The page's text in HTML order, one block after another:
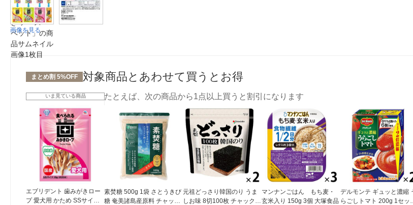
画像を見る
まとめ割 5%OFF 対象商品とあわせて買うとお得
いま見ている商品
エブリデント 歯みがきロー
プ 愛犬用 かため SSサイズ
たとえば、次の商品から1点以上買うと割引になります
素焚糖 500g 1袋 さとうきび
糖 奄美諸島産原料 チャック
元祖どっさり韓国のり うま
しお味 8切100枚 チャック付
マンナンごはん もち麦・
玄米入り 150g 3個 大塚食品
デルモンテ ギュッと濃縮
らごしトマト 200g 1セット